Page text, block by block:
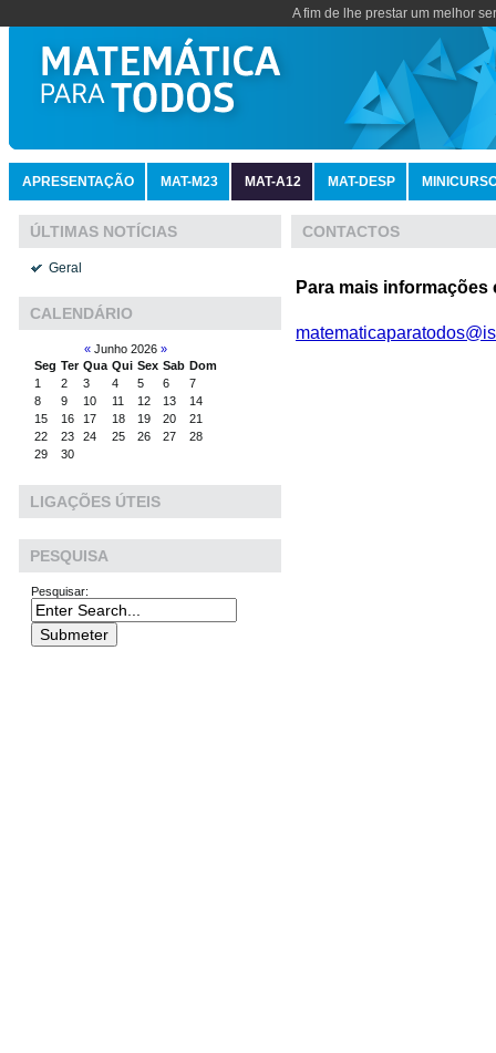
A fim de lhe prestar um melhor
APRESENTAÇÃO MAT-M23 MAT-A12 MAT-DESP
ÚLTIMAS NOTÍCIAS
Geral
CALENDÁRIO
« Junho 2026 »
Seg Ter Qua Qui Sex Sab Dom
1
2 3 4 5 6
7
8
9 10 11 12 13
14
15
16 17 18 19 20
21
22
23 24 25 26 27
28
29
30
LIGAÇÕES ÚTEIS
PESQUISA
Pesquisar:
CONTACTOS
Para mais informações